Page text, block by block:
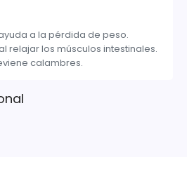
a la pérdida de peso.
relajar los músculos intestinales.
calambres.